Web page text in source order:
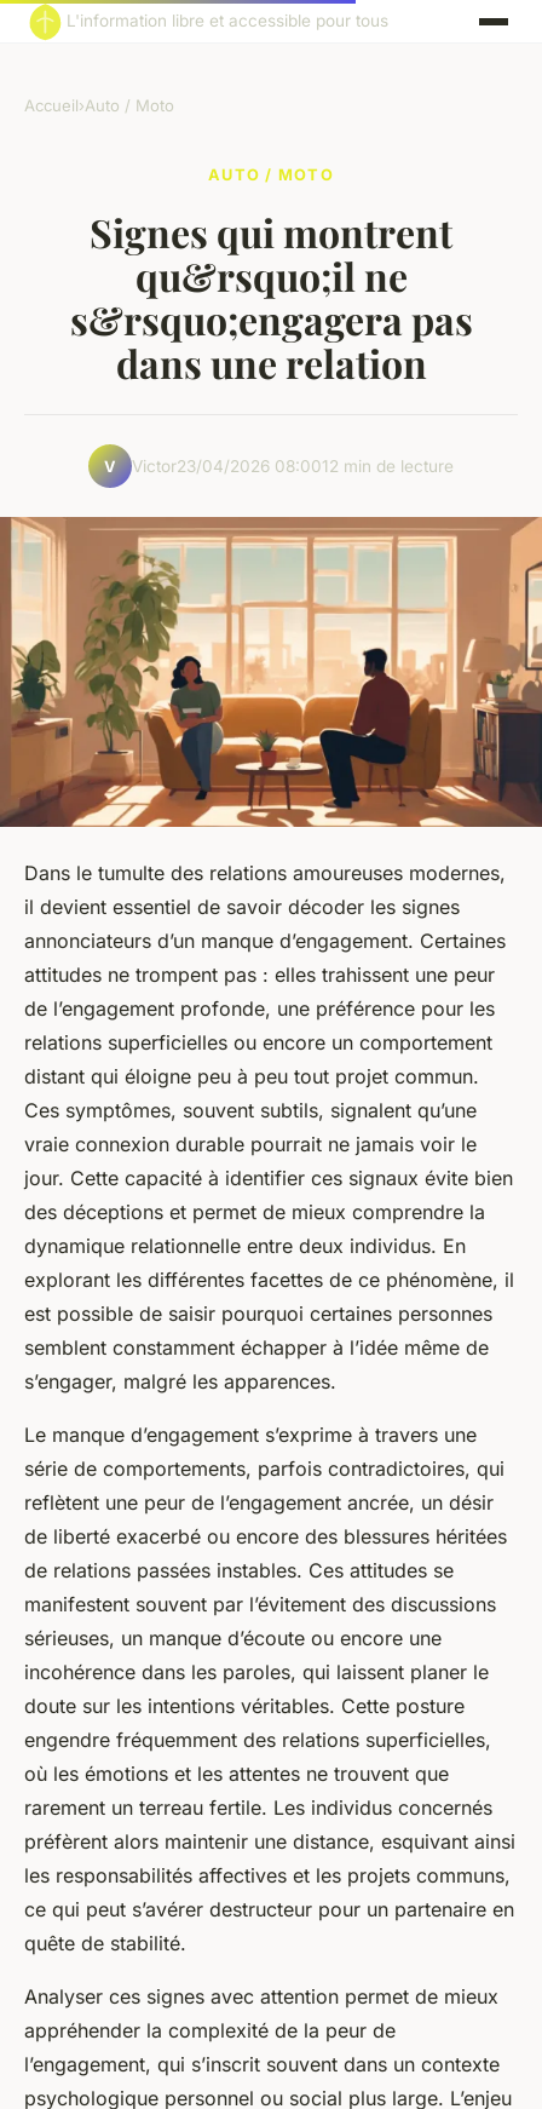
L'information libre et accessible pour tous
Accueil›Auto / Moto
AUTO / MOTO
Signes qui montrent
qu&rsquo;il ne
s&rsquo;engagera pas
dans une relation
V Victor23/04/2026 08:0012 min de lecture
Dans le tumulte des relations amoureuses modernes,
il devient essentiel de savoir décoder les signes
annonciateurs d’un manque d’engagement. Certaines
attitudes ne trompent pas : elles trahissent une peur
de l’engagement profonde, une préférence pour les
relations superficielles ou encore un comportement
distant qui éloigne peu à peu tout projet commun.
Ces symptômes, souvent subtils, signalent qu’une
vraie connexion durable pourrait ne jamais voir le
jour. Cette capacité à identifier ces signaux évite bien
des déceptions et permet de mieux comprendre la
dynamique relationnelle entre deux individus. En
explorant les différentes facettes de ce phénomène, il
est possible de saisir pourquoi certaines personnes
semblent constamment échapper à l’idée même de
s’engager, malgré les apparences.
Le manque d’engagement s’exprime à travers une
série de comportements, parfois contradictoires, qui
reflètent une peur de l’engagement ancrée, un désir
de liberté exacerbé ou encore des blessures héritées
de relations passées instables. Ces attitudes se
manifestent souvent par l’évitement des discussions
sérieuses, un manque d’écoute ou encore une
incohérence dans les paroles, qui laissent planer le
doute sur les intentions véritables. Cette posture
engendre fréquemment des relations superficielles,
où les émotions et les attentes ne trouvent que
rarement un terreau fertile. Les individus concernés
préfèrent alors maintenir une distance, esquivant ainsi
les responsabilités affectives et les projets communs,
ce qui peut s’avérer destructeur pour un partenaire en
quête de stabilité.
Analyser ces signes avec attention permet de mieux
appréhender la complexité de la peur de
l’engagement, qui s’inscrit souvent dans un contexte
psychologique personnel ou social plus large. L’enjeu